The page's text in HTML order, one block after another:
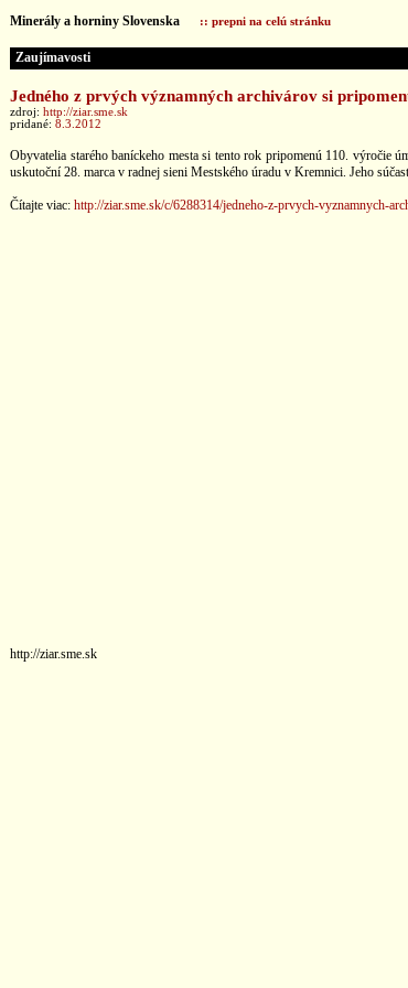
Minerály a horniny Slovenska :: prepni na celú stránku
Zaujímavosti
Jedného z prvých významných archivárov si
zdroj: http://ziar.sme.sk
pridané: 8.3.2012
Obyvatelia starého baníckeho mesta si tento rok pripomenú 110. výročie
uskutoční 28. marca v radnej sieni Mestského úradu v Kremnici. Jeho
Čítajte viac: http://ziar.sme.sk/c/6288314/jedneho-z-prvych-vyznamnych-
http://ziar.sme.sk